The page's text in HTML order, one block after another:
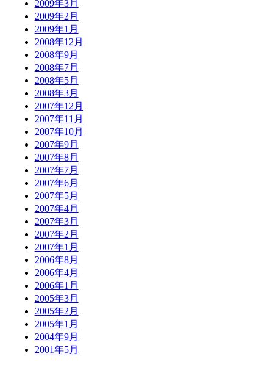
2009年3月
2009年2月
2009年1月
2008年12月
2008年9月
2008年7月
2008年5月
2008年3月
2007年12月
2007年11月
2007年10月
2007年9月
2007年8月
2007年7月
2007年6月
2007年5月
2007年4月
2007年3月
2007年2月
2007年1月
2006年8月
2006年4月
2006年1月
2005年3月
2005年2月
2005年1月
2004年9月
2001年5月